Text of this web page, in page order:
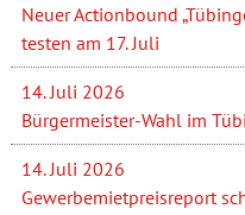
Neuer Actionbound
testen am 17. Juli
14. Juli 2026
Bürgermeister-Wahl im
14. Juli 2026
Gewerbemietpreisreport